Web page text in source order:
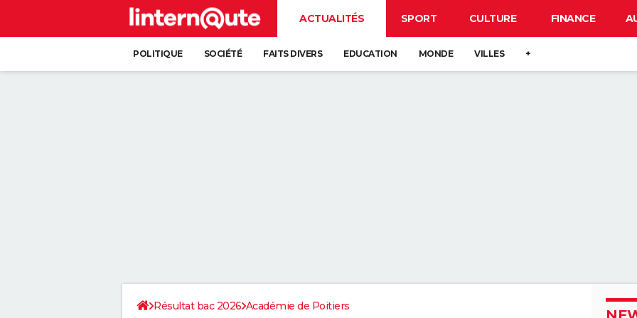
ACTUALITÉS SPORT CULTURE FINANCE
POLITIQUE SOCIÉTÉ FAITS DIVERS EDUCATION MONDE VILLES +
Résultat bac 2026 Académie de Poitiers